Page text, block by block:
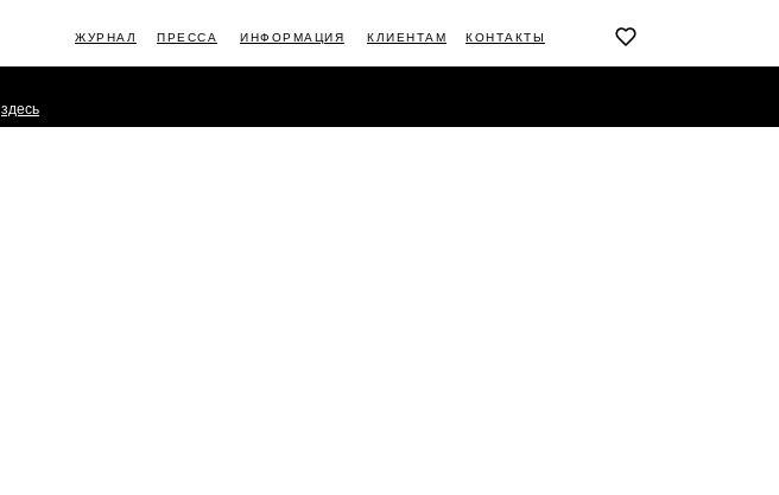
здесь
КОНТАКТЫ
ИНФОРМАЦИЯ КЛИЕНТАМ
ПРЕССА
ЖУРНАЛ